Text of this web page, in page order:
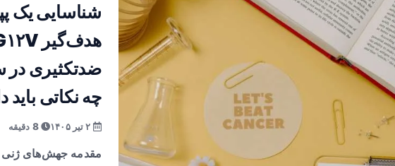
شناسایی یک
ضدتکثیری در
چه نکاتی
8 دقیقه
مقدمه جهش‌های ژنی